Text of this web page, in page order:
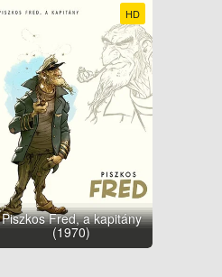
HD
Piszkos Fred, a kapitány
(1970)